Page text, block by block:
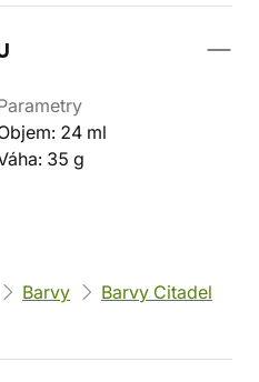
24 ml
35 g
Barvy
Barvy Citadel